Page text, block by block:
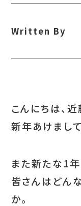
Written By
こんにちは、近
新年あけまし
また新たな1年
皆さんはどん
か。